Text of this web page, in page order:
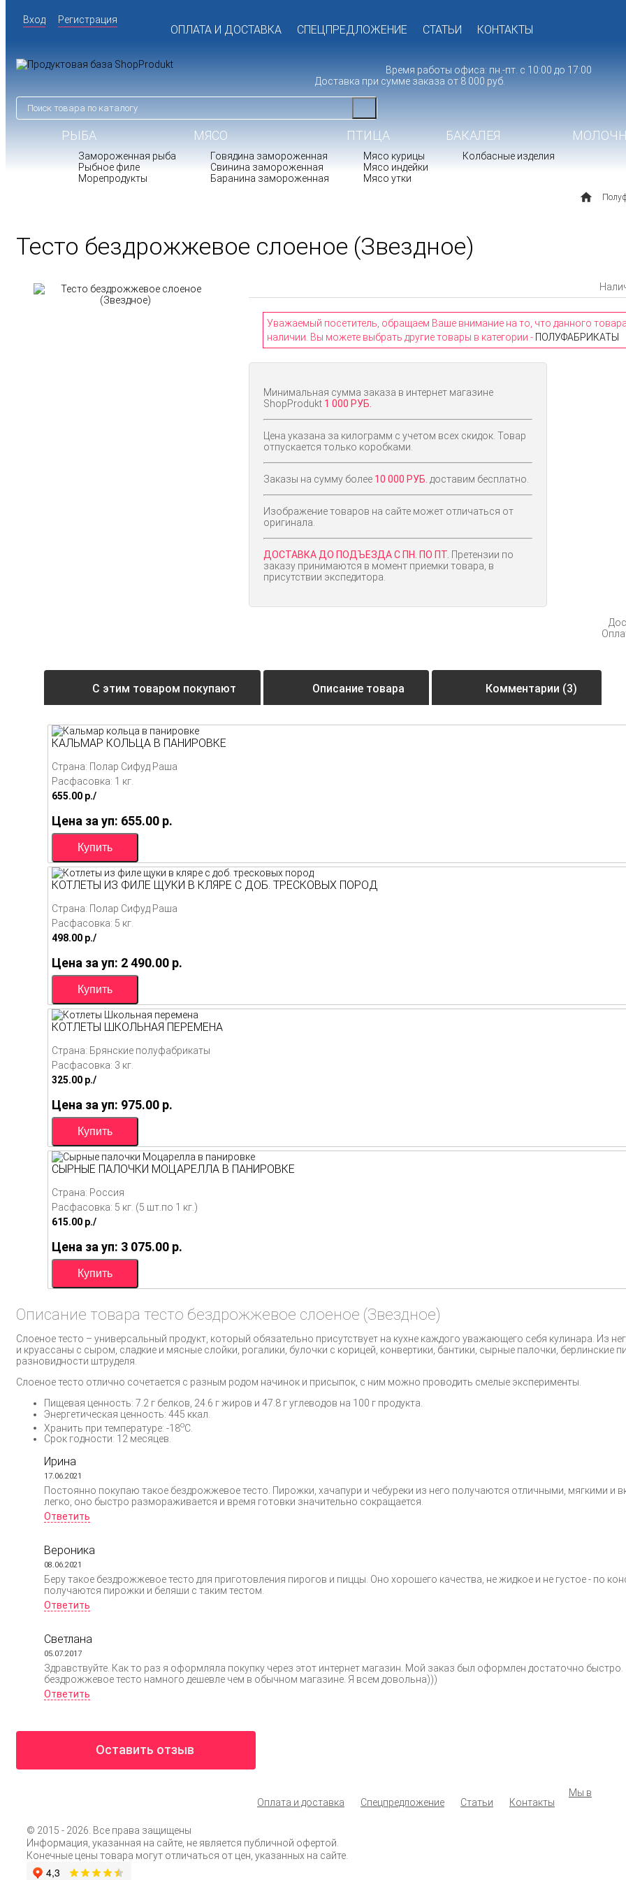
Вход Регистрация
ОПЛАТА И ДОСТАВКА СПЕЦПРЕДЛОЖЕНИЕ СТАТЬИ КОНТАКТЫ
Время работы офиса: пн.-пт. с 10:00 до 17:00
Доставка при сумме заказа от 8 000 руб.
РЫБА
Замороженная рыба
Рыбное филе
Морепродукты
МЯСО
Говядина замороженная
Свинина замороженная
Баранина замороженная
ПТИЦА
Мясо курицы
Мясо индейки
Мясо утки
БАКАЛЕЯ
Колбасные изделия
Тесто бездрожжевое слоеное (Звездное)
Уважаемый посетитель, обращаем Ваше внимание на то, что данного
наличии. Вы можете выбрать другие товары в категории - ПОЛУФАБРИКАТЫ
Минимальная сумма заказа в интернет магазине
ShopProdukt 1 000 РУБ.
Цена указана за килограмм с учетом всех скидок. Товар
отпускается только коробками.
Заказы на сумму более 10 000 РУБ. доставим бесплатно.
Изображение товаров на сайте может отличаться от
оригинала.
ДОСТАВКА ДО ПОДЪЕЗДА С ПН. ПО ПТ. Претензии по
заказу принимаются в момент приемки товара, в
присутствии экспедитора.
С этим товаром покупают Описание товара Комментарии (3)
КАЛЬМАР КОЛЬЦА В ПАНИРОВКЕ
Страна: Полар Сифуд Раша
Расфасовка: 1 кг.
655.00 p./
Цена за уп: 655.00 p.
КОТЛЕТЫ ИЗ ФИЛЕ ЩУКИ В КЛЯРЕ С ДОБ. ТРЕСКОВЫХ ПОРОД
Страна: Полар Сифуд Раша
Расфасовка: 5 кг.
498.00 p./
Цена за уп: 2 490.00 p.
КОТЛЕТЫ ШКОЛЬНАЯ ПЕРЕМЕНА
Страна: Брянские полуфабрикаты
Расфасовка: 3 кг.
325.00 p./
Цена за уп: 975.00 p.
СЫРНЫЕ ПАЛОЧКИ МОЦАРЕЛЛА В ПАНИРОВКЕ
Страна: Россия
Расфасовка: 5 кг. (5 шт.по 1 кг.)
615.00 p./
Цена за уп: 3 075.00 p.
Описание товара тесто бездрожжевое слоеное (Звездное)
Слоеное тесто – универсальный продукт, который обязательно присутствует на кухне каждого уважающего себя кулинара. Из
и круассаны с сыром, сладкие и мясные слойки, рогалики, булочки с корицей, конвертики, бантики, сырные палочки, берлинские
разновидности штруделя.
Слоеное тесто отлично сочетается с разным родом начинок и присыпок, с ним можно проводить смелые эксперименты.
Пищевая ценность: 7.2 г белков, 24.6 г жиров и 47.8 г углеводов на 100 г продукта.
Энергетическая ценность: 445 ккал.
Хранить при температуре: -18оС.
Срок годности: 12 месяцев.
Ирина
17.06.2021
Постоянно покупаю такое бездрожжевое тесто. Пирожки, хачапури и чебуреки из него получаются отличными, мягкими и
легко, оно быстро размораживается и время готовки значительно сокращается.
Ответить
Вероника
08.06.2021
Беру такое бездрожжевое тесто для приготовления пирогов и пиццы. Оно хорошего качества, не жидкое и не густое - по
получаются пирожки и беляши с таким тестом.
Ответить
Светлана
05.07.2017
Здравствуйте. Как то раз я оформляла покупку через этот интернет магазин. Мой заказ был оформлен достаточно
бездрожжевое тесто намного дешевле чем в обычном магазине. Я всем довольна)))
Ответить
Оставить отзыв
Мы в
Оплата и доставка
Спецпредложение Статьи Контакты
© 2015 - 2026. Все права защищены
Информация, указанная на сайте, не является публичной офертой.
Конечные цены товара могут отличаться от цен, указанных на сайте.